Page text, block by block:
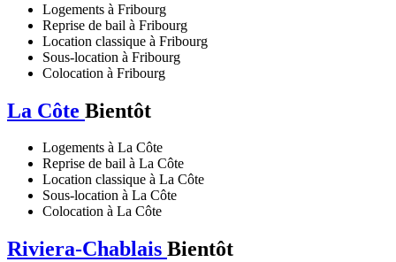
Logements à Fribourg
Reprise de bail à Fribourg
Location classique à Fribourg
Sous-location à Fribourg
Colocation à Fribourg
La Côte Bientôt
Logements à La Côte
Reprise de bail à La Côte
Location classique à La Côte
Sous-location à La Côte
Colocation à La Côte
Riviera-Chablais Bientôt